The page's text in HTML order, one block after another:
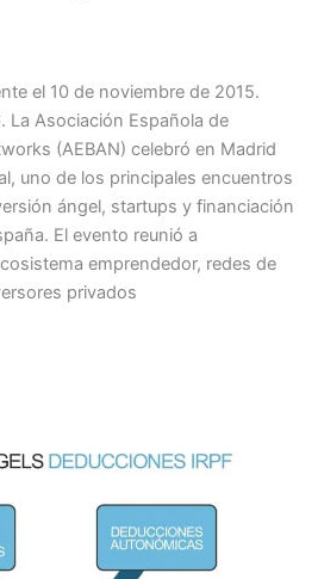
el 10 de noviembre de 2015.
La Asociación Española de
(AEBAN) celebró en Madrid
uno de los principales encuentros
ángel, startups y financiación
El evento reunió a
emprendedor, redes de
privados